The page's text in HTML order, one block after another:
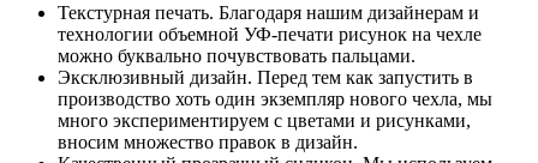
Текстурная печать. Благодаря нашим дизайнерам и
технологии объемной УФ-печати рисунок на чехле
можно буквально почувствовать пальцами.
Эксклюзивный дизайн. Перед тем как запустить в
производство хоть один экземпляр нового чехла, мы
много экспериментируем с цветами и рисунками,
вносим множество правок в дизайн.